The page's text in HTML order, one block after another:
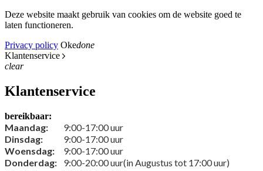
Deze website maakt gebruik van cookies om de website goed te
laten functioneren.
Privacy policy Okedone
Klantenservice
clear
Klantenservice
bereikbaar:
Maandag:
9:00-17:00 uur
Dinsdag:
9:00-17:00 uur
Woensdag:
9:00-17:00 uur
Donderdag:
9:00-20:00 uur(in Augustus tot 17:00 uur)